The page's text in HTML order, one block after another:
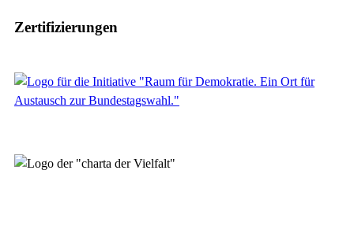
Zertifizierungen